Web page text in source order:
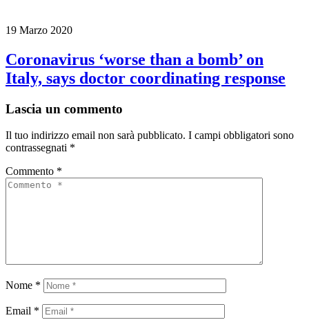
19 Marzo 2020
Coronavirus ‘worse than a bomb’ on
Italy, says doctor coordinating response
Lascia un commento
Il tuo indirizzo email non sarà pubblicato. I campi obbligatori sono
contrassegnati *
Commento *
Nome *
Email *